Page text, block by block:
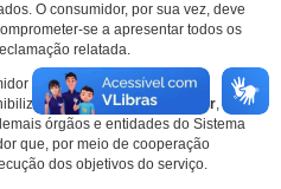
O consumidor, por sua vez, deve
se a apresentar todos os
relatada.
do Ministério da Justiça é a
doConsumidor.gov.br,
órgãos e entidades do Sistema
que, por meio de cooperação
dos objetivos do serviço.